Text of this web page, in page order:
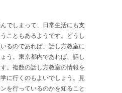
でしまって、日常生活にも支
こともあるようです。どうし
るのであれば、話し方教室に
う。東京都内であれば、話し
。複数の話し方教室の情報を
に行くのもよいでしょう。見
を行っているのかを知ること